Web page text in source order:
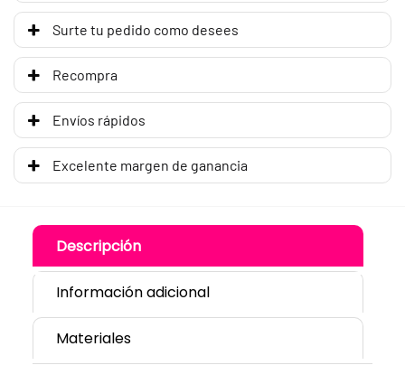
Surte tu pedido como desees
Recompra
Envíos rápidos
Excelente margen de ganancia
Descripción
Información adicional
Materiales